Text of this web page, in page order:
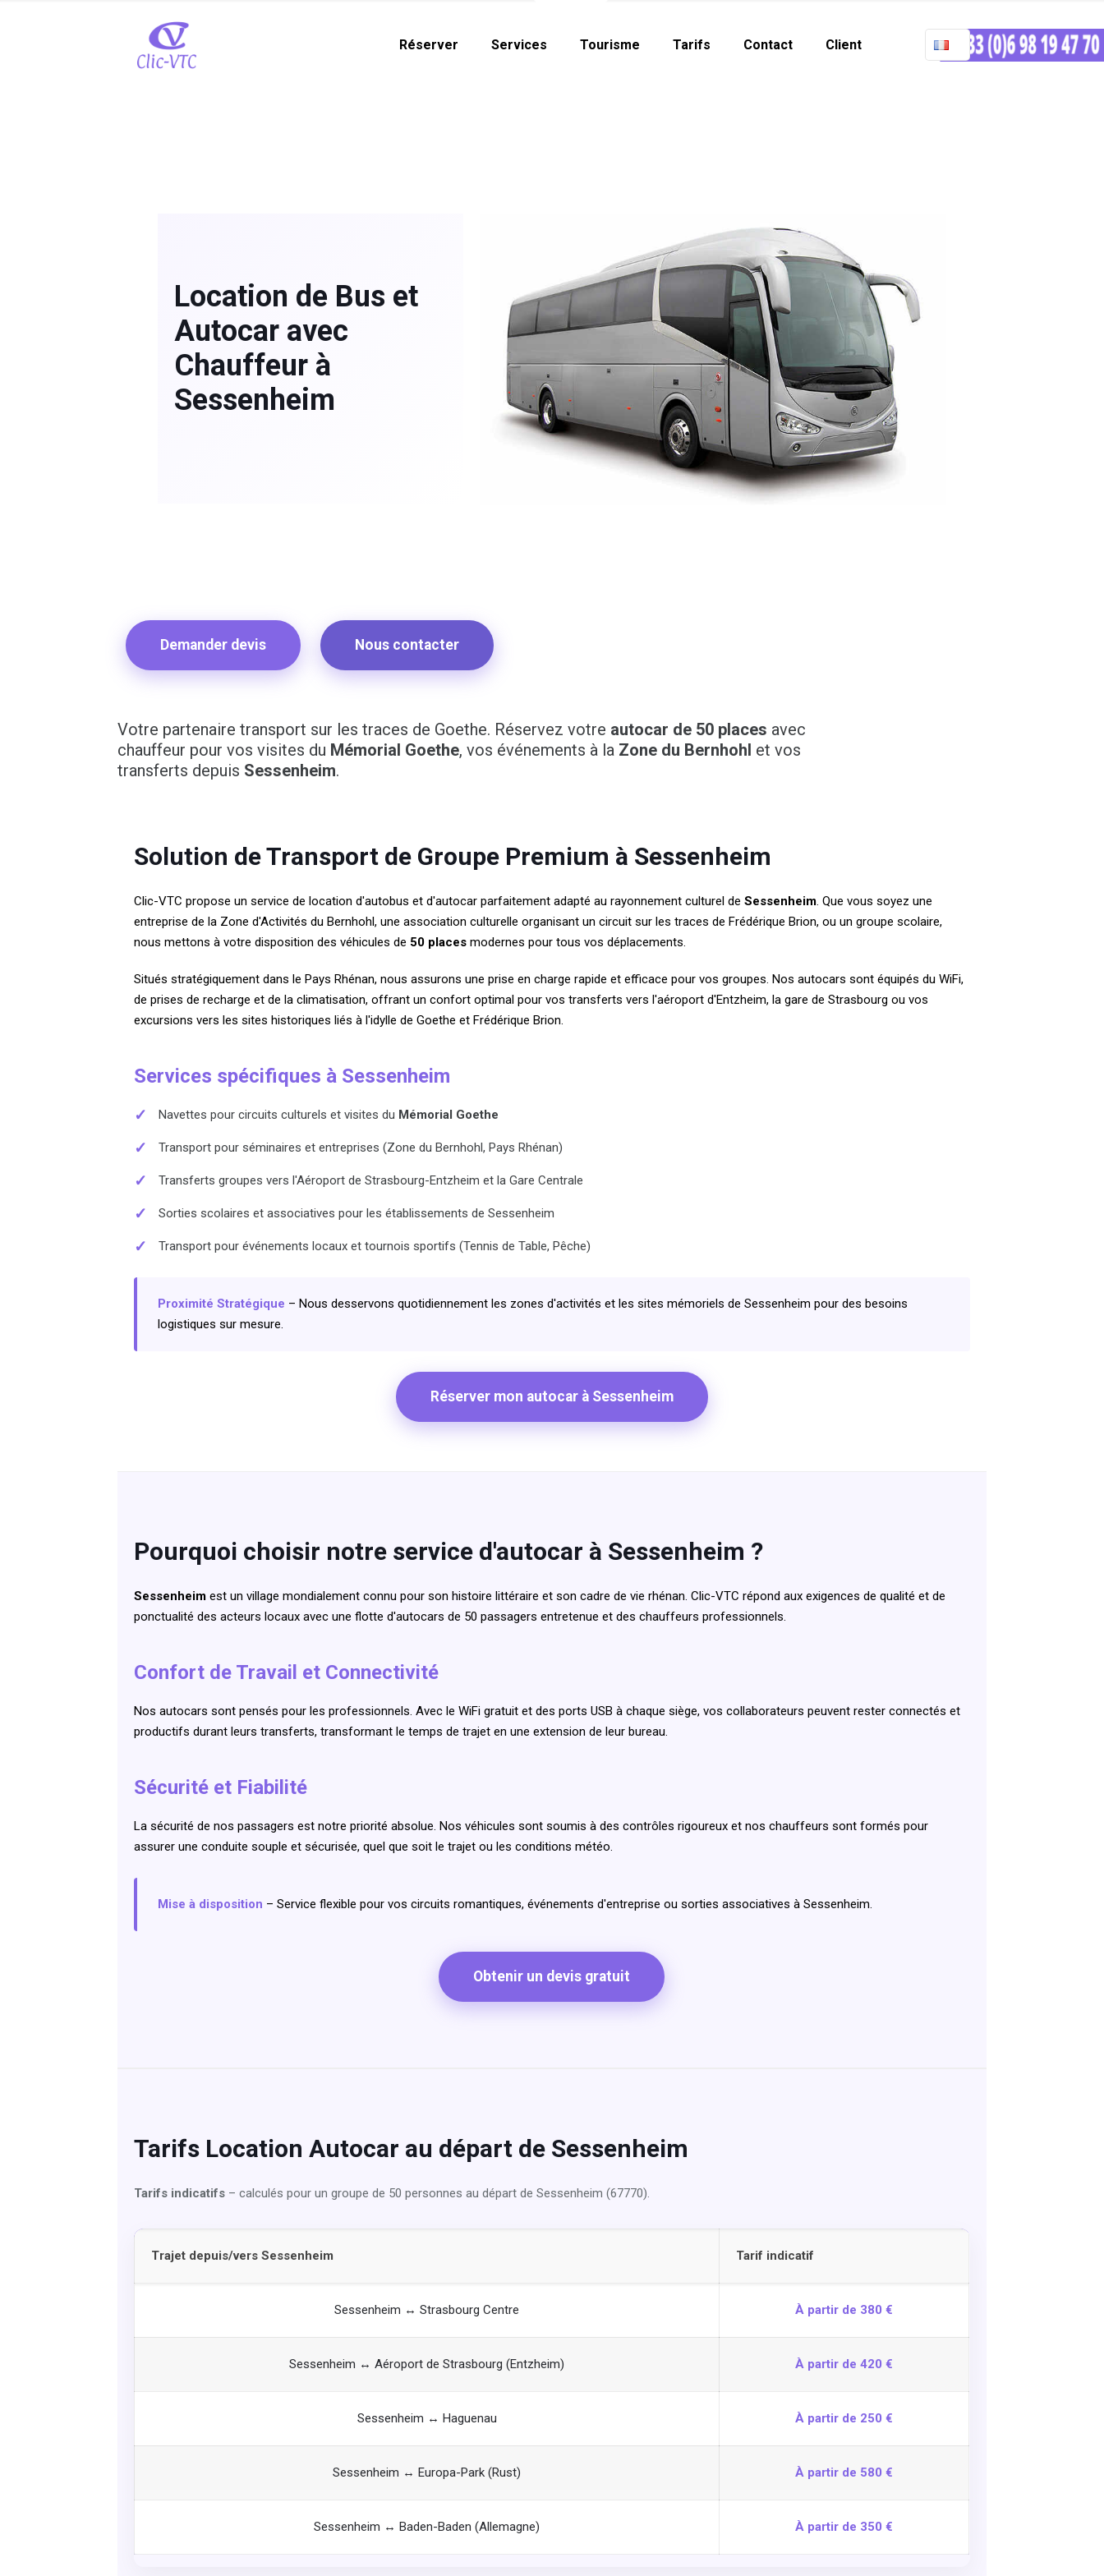
Réserver Services Tourisme Tarifs Contact Client
Location de Bus et
Autocar avec
Chauffeur à
Sessenheim
Demander devis Nous contacter
Votre partenaire transport sur les traces de Goethe. Réservez votre autocar de 50 places avec
chauffeur pour vos visites du Mémorial Goethe, vos événements à la Zone du Bernhohl et vos
transferts depuis Sessenheim.
Solution de Transport de Groupe Premium à Sessenheim
Clic-VTC propose un service de location d'autobus et d'autocar parfaitement adapté au rayonnement culturel deSessenheim. Que vous soyez une
entreprise de la Zone d'Activités du Bernhohl, une association culturelle organisant un circuit sur les traces de Frédérique Brion, ou un groupe scolaire,
nous mettons à votre disposition des véhicules de 50 places modernes pour tous vos déplacements.
Situés stratégiquement dans le Pays Rhénan, nous assurons une prise en charge rapide et efficace pour vos groupes. Nos autocars sont équipés du WiFi,
de prises de recharge et de la climatisation, offrant un confort optimal pour vos transferts vers l'aéroport d'Entzheim, la gare de Strasbourg ou vos
excursions vers les sites historiques liés à l'idylle de Goethe et Frédérique Brion.
Services spécifiques à Sessenheim
✓ Navettes pour circuits culturels et visites du Mémorial Goethe
✓ Transport pour séminaires et entreprises (Zone du Bernhohl, Pays Rhénan)
✓ Transferts groupes vers l'Aéroport de Strasbourg-Entzheim et la Gare Centrale
✓ Sorties scolaires et associatives pour les établissements de Sessenheim
✓ Transport pour événements locaux et tournois sportifs (Tennis de Table, Pêche)
Proximité Stratégique – Nous desservons quotidiennement les zones d'activités et les sites mémoriels de Sessenheim pour des besoins
logistiques sur mesure.
Réserver mon autocar à Sessenheim
Pourquoi choisir notre service d'autocar à Sessenheim ?
Sessenheim est un village mondialement connu pour son histoire littéraire et son cadre de vie rhénan. Clic-VTC répond aux exigences de qualité et de
ponctualité des acteurs locaux avec une flotte d'autocars de 50 passagers entretenue et des chauffeurs professionnels.
Confort de Travail et Connectivité
Nos autocars sont pensés pour les professionnels. Avec le WiFi gratuit et des ports USB à chaque siège, vos collaborateurs peuvent rester connectés et
productifs durant leurs transferts, transformant le temps de trajet en une extension de leur bureau.
Sécurité et Fiabilité
La sécurité de nos passagers est notre priorité absolue. Nos véhicules sont soumis à des contrôles rigoureux et nos chauffeurs sont formés pour
assurer une conduite souple et sécurisée, quel que soit le trajet ou les conditions météo.
Mise à disposition – Service flexible pour vos circuits romantiques, événements d'entreprise ou sorties associatives à Sessenheim.
Obtenir un devis gratuit
Tarifs Location Autocar au départ de Sessenheim
Tarifs indicatifs – calculés pour un groupe de 50 personnes au départ de Sessenheim (67770).
Trajet depuis/vers Sessenheim Tarif indicatif
Sessenheim ↔ Strasbourg Centre À partir de 380 €
Sessenheim ↔ Aéroport de Strasbourg (Entzheim) À partir de 420 €
Sessenheim ↔ Haguenau À partir de 250 €
Sessenheim ↔ Europa-Park (Rust) À partir de 580 €
Sessenheim ↔ Baden-Baden (Allemagne) À partir de 350 €